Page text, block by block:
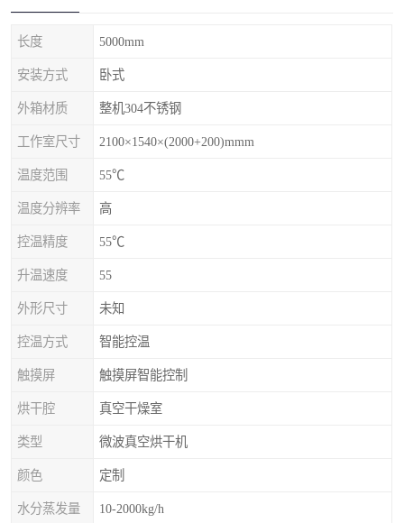
长度 5000mm
安装方式 卧式
外箱材质 整机304不锈钢
工作室尺寸 2100×1540×(2000+200)mmm
温度范围 55℃
温度分辨率 高
控温精度 55℃
升温速度 55
外形尺寸 未知
控温方式 智能控温
触摸屏 触摸屏智能控制
烘干腔 真空干燥室
类型 微波真空烘干机
颜色 定制
水分蒸发量 10-2000kg/h